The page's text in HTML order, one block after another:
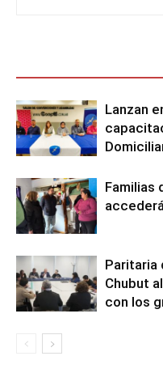
Lanzan
Familias
Paritaria
Chubut
con los